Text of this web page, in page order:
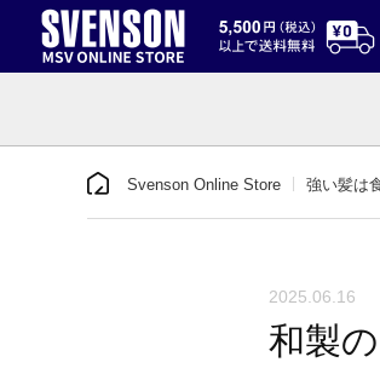
Svenson Online Store 強い髪は
2025.06.16
和製